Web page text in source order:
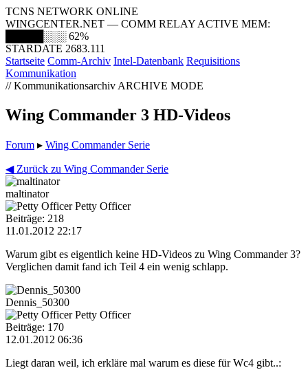
TCNS NETWORK ONLINE
WINGCENTER.NET — COMM RELAY ACTIVE MEM:
█████░░░ 62%
STARDATE 2683.111
Startseite Comm-Archiv Intel-Datenbank Requisitions
Kommunikation
// Kommunikationsarchiv ARCHIVE MODE
Wing Commander 3 HD-Videos
Forum ▸ Wing Commander Serie
◀ Zurück zu Wing Commander Serie
maltinator
Petty Officer
Beiträge: 218
11.01.2012 22:17
Warum gibt es eigentlich keine HD-Videos zu Wing Commander 3?
Verglichen damit fand ich Teil 4 ein wenig schlapp.
Dennis_50300
Petty Officer
Beiträge: 170
12.01.2012 06:36
Liegt daran weil, ich erkläre mal warum es diese für Wc4 gibt..: